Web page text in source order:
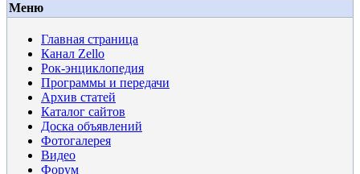
Меню
Главная страница
Канал Zello
Рок-энциклопедия
Программы и передачи
Архив статей
Каталог сайтов
Доска объявлений
Фотогалерея
Видео
Форум